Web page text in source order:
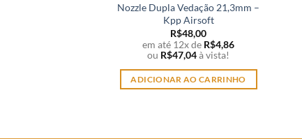
Nozzle Dupla Vedação 21,3mm –
Kpp Airsoft
R$48,00
em até 12x de R$4,86
ou R$47,04à vista!
ADICIONAR AO CARRINHO